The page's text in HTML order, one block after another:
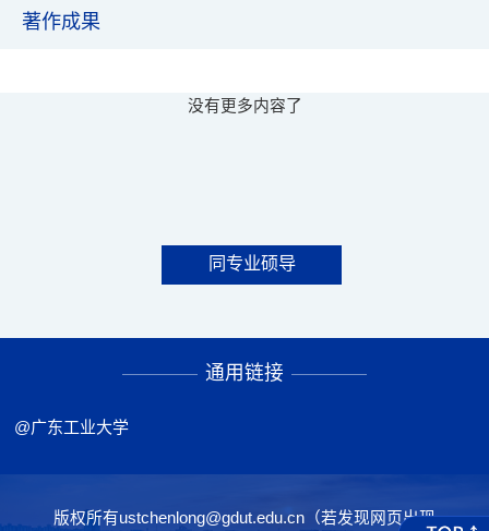
著作成果
没有更多内容了
同专业硕导
通用链接
@广东工业大学
版权所有ustchenlong@gdut.edu.cn（若发现网页出现